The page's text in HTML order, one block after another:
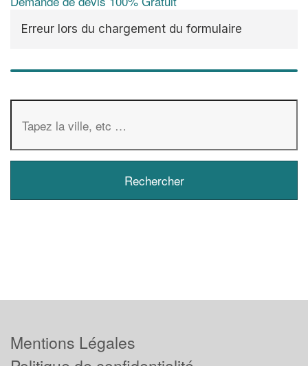
Erreur lors du chargement du formulaire
Mentions Légales